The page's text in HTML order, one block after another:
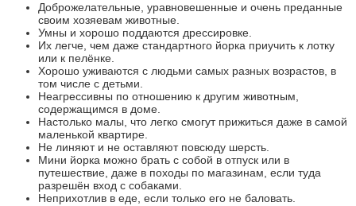
Доброжелательные, уравновешенные и очень преданные
своим хозяевам животные.
Умны и хорошо поддаются дрессировке.
Их легче, чем даже стандартного йорка приучить к лотку
или к пелёнке.
Хорошо уживаются с людьми самых разных возрастов, в
том числе с детьми.
Неагрессивны по отношению к другим животным,
содержащимся в доме.
Настолько малы, что легко смогут прижиться даже в самой
маленькой квартире.
Не линяют и не оставляют повсюду шерсть.
Мини йорка можно брать с собой в отпуск или в
путешествие, даже в походы по магазинам, если туда
разрешён вход с собаками.
Неприхотлив в еде, если только его не баловать.